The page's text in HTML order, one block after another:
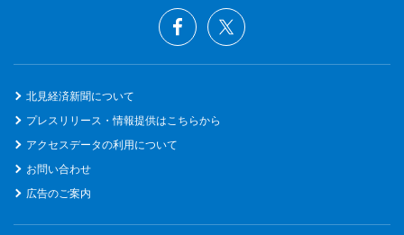
北見経済新聞について
プレスリリース・情報提供はこちらから
アクセスデータの利用について
お問い合わせ
広告のご案内